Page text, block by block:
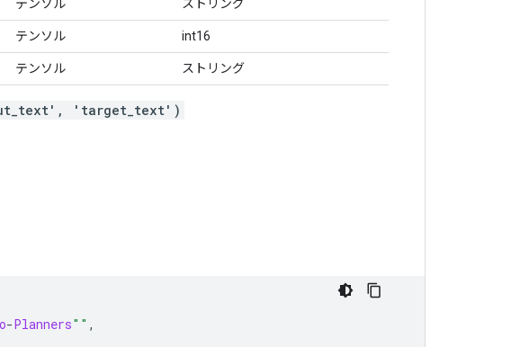
テンソル ストリング
テンソル int16
テンソル ストリング
'target_text')
-Planners"" ,